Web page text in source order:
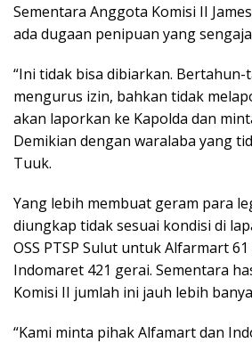
Sementara Anggota Komisi II
ada dugaan penipuan yang
“Ini tidak bisa dibiarkan.
mengurus izin, bahkan tidak
akan laporkan ke Kapolda dan
Demikian dengan waralaba yang
Tuuk.
Yang lebih membuat geram para
diungkap tidak sesuai kondisi di
OSS PTSP Sulut untuk Alfarmart
Indomaret 421 gerai. Sementara
Komisi II jumlah ini jauh lebih
“Kami minta pihak Alfamart dan